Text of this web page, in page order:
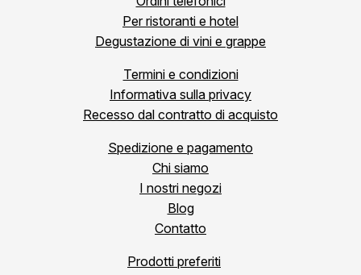
Per ristoranti e hotel
Degustazione di vini e grappe
Termini e condizioni
Informativa sulla privacy
Recesso dal contratto di acquisto
Spedizione e pagamento
Chi siamo
I nostri negozi
Blog
Contatto
Prodotti preferiti